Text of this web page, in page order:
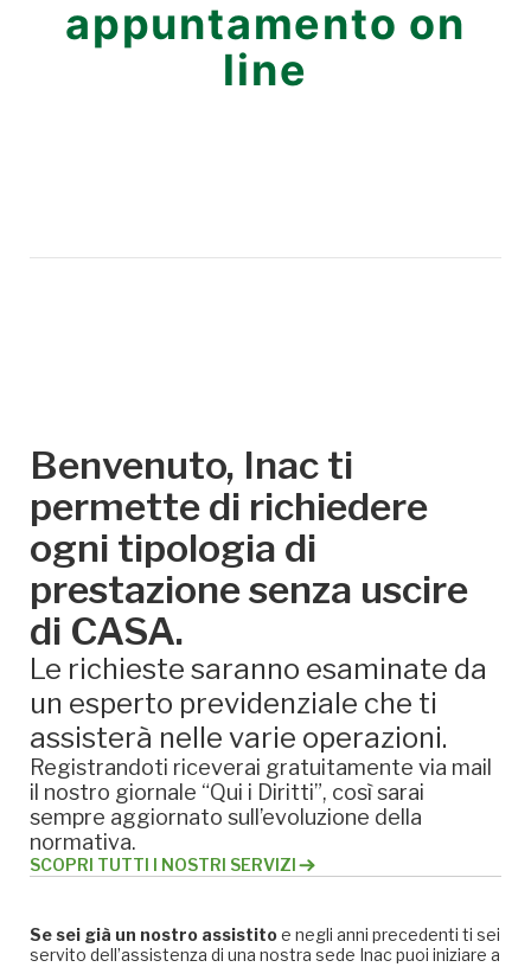
appuntamento on
line
Benvenuto, Inac ti
permette di richiedere
ogni tipologia di
prestazione senza uscire
di CASA.
Le richieste saranno esaminate da
un esperto previdenziale che ti
assisterà nelle varie operazioni.
Registrandoti riceverai gratuitamente via mail
il nostro giornale “Qui i Diritti”, così sarai
sempre aggiornato sull’evoluzione della
normativa.
SCOPRI TUTTI I NOSTRI SERVIZI
Se sei già un nostro assistitoe negli anni precedenti ti sei
servito dell’assistenza di una nostra sede Inac puoi iniziare a